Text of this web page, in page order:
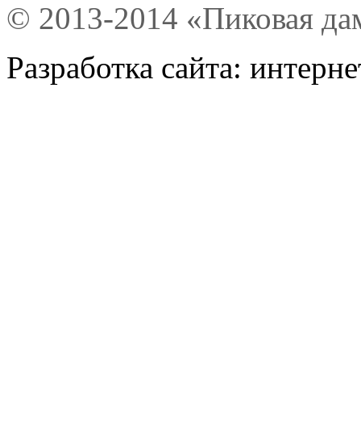
© 2013-2014 «Пиковая
Разработка сайта: